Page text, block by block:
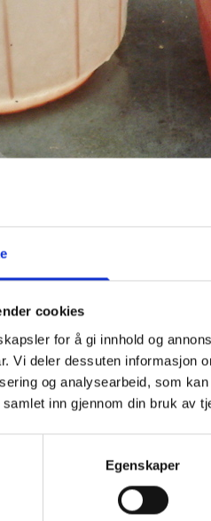
cookies
for å gi innhold og
Vi deler dessuten informasjon
og analysearbeid, som
inn gjennom din bruk av
Egenskaper
NÅ?
et tykt og godt pledd og
brytes idyllen av et
du for lenge kan det
hvor vannet kommer fra.
samles på et sted og du